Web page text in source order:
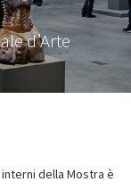
d’Arte
della Mostra è